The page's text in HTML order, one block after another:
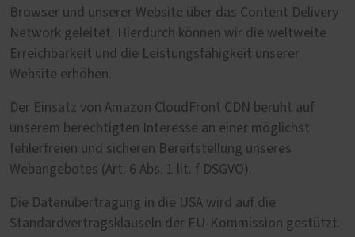
Browser und unserer Website über das Content Delivery
Network geleitet. Hierdurch können wir die weltweite
Erreichbarkeit und die Leistungsfähigkeit unserer
Website erhöhen.
Der Einsatz von Amazon CloudFront CDN beruht auf
unserem berechtigten Interesse an einer möglichst
fehlerfreien und sicheren Bereitstellung unseres
Webangebotes (Art. 6 Abs. 1 lit. f DSGVO).
Die Datenübertragung in die USA wird auf die
Standardvertragsklauseln der EU-Kommission gestützt.